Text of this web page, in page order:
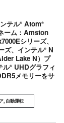
テル®Atom®
ーム：Amston
シリーズ、
、インテル®N
Lake N）プ
ル®UHDグラフィ
メモリーをサ
, 自動運転